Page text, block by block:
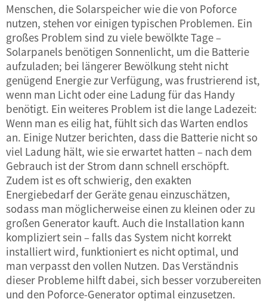
Menschen, die Solarspeicher wie die von Poforce
nutzen, stehen vor einigen typischen Problemen. Ein
großes Problem sind zu viele bewölkte Tage –
Solarpanels benötigen Sonnenlicht, um die Batterie
aufzuladen; bei längerer Bewölkung steht nicht
genügend Energie zur Verfügung, was frustrierend ist,
wenn man Licht oder eine Ladung für das Handy
benötigt. Ein weiteres Problem ist die lange Ladezeit:
Wenn man es eilig hat, fühlt sich das Warten endlos
an. Einige Nutzer berichten, dass die Batterie nicht so
viel Ladung hält, wie sie erwartet hatten – nach dem
Gebrauch ist der Strom dann schnell erschöpft.
Zudem ist es oft schwierig, den exakten
Energiebedarf der Geräte genau einzuschätzen,
sodass man möglicherweise einen zu kleinen oder zu
großen Generator kauft. Auch die Installation kann
kompliziert sein – falls das System nicht korrekt
installiert wird, funktioniert es nicht optimal, und
man verpasst den vollen Nutzen. Das Verständnis
dieser Probleme hilft dabei, sich besser vorzubereiten
und den Poforce-Generator optimal einzusetzen.